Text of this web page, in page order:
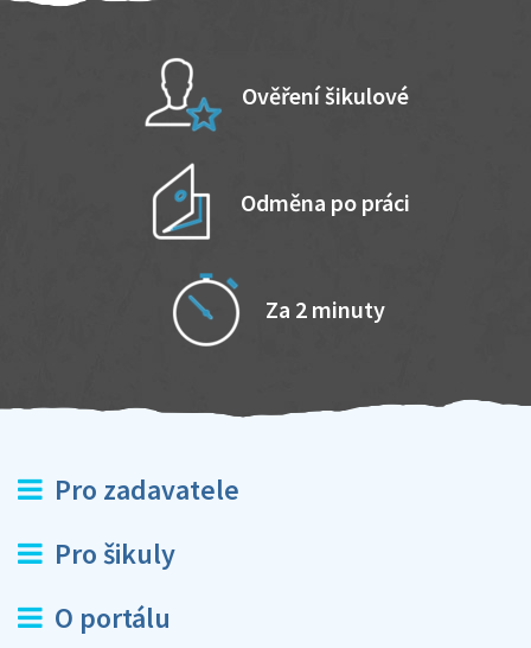
Ověření šikulové
Odměna po práci
Za 2 minuty
Pro zadavatele
Pro šikuly
O portálu